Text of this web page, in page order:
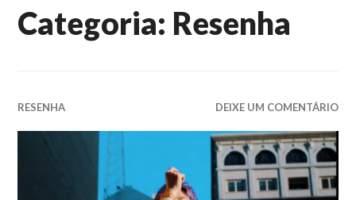
Categoria: Resenha
RESENHA DEIXE UM COMENTÁRIO